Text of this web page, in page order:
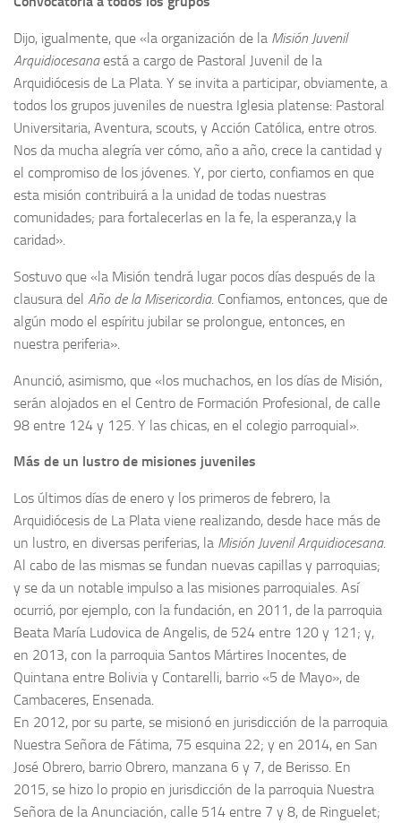
Dijo, igualmente, que «la organización de la Misión Juvenil
Arquidiocesanaestá a cargo de Pastoral Juvenil de la
Arquidiócesis de La Plata. Y se invita a participar, obviamente, a
todos los grupos juveniles de nuestra Iglesia platense: Pastoral
Universitaria, Aventura, scouts, y Acción Católica, entre otros.
Nos da mucha alegría ver cómo, año a año, crece la cantidad y
el compromiso de los jóvenes. Y, por cierto, confiamos en que
esta misión contribuirá a la unidad de todas nuestras
comunidades; para fortalecerlas en la fe, la esperanza,y la
caridad».
Sostuvo que «la Misión tendrá lugar pocos días después de la
clausura del Año de la Misericordia. Confiamos, entonces, que de
algún modo el espíritu jubilar se prolongue, entonces, en
nuestra periferia».
Anunció, asimismo, que «los muchachos, en los días de Misión,
serán alojados en el Centro de Formación Profesional, de calle
98 entre 124 y 125. Y las chicas, en el colegio parroquial».
Más de un lustro de misiones juveniles
Los últimos días de enero y los primeros de febrero, la
Arquidiócesis de La Plata viene realizando, desde hace más de
un lustro, en diversas periferias, la Misión Juvenil Arquidiocesana.
Al cabo de las mismas se fundan nuevas capillas y parroquias;
y se da un notable impulso a las misiones parroquiales. Así
ocurrió, por ejemplo, con la fundación, en 2011, de la parroquia
Beata María Ludovica de Angelis, de 524 entre 120 y 121; y,
en 2013, con la parroquia Santos Mártires Inocentes, de
Quintana entre Bolivia y Contarelli, barrio «5 de Mayo», de
Cambaceres, Ensenada.
En 2012, por su parte, se misionó en jurisdicción de la parroquia
Nuestra Señora de Fátima, 75 esquina 22; y en 2014, en San
José Obrero, barrio Obrero, manzana 6 y 7, de Berisso. En
2015, se hizo lo propio en jurisdicción de la parroquia Nuestra
Señora de la Anunciación, calle 514 entre 7 y 8, de Ringuelet;